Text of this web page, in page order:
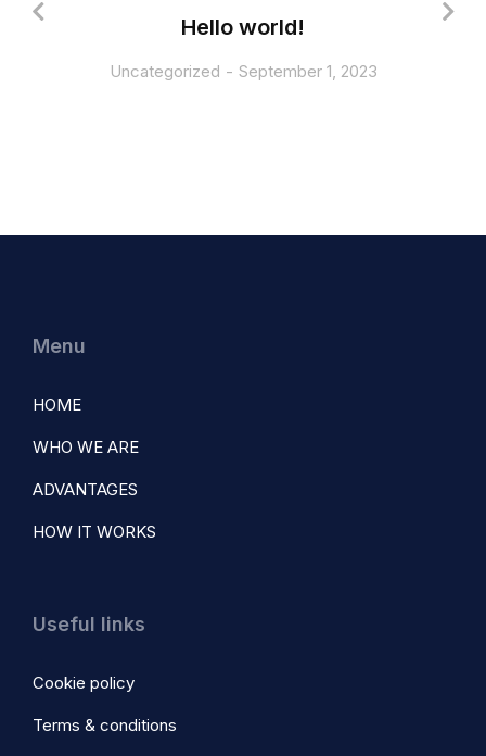
Hello world!
Uncategorized September 1, 2023
Menu
HOME
WHO WE ARE
ADVANTAGES
HOW IT WORKS
Useful links
Cookie policy
Terms & conditions